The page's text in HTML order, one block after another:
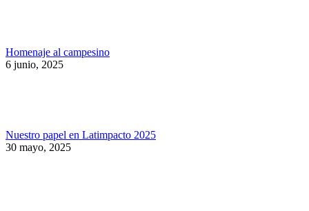
Homenaje al campesino
6 junio, 2025
Nuestro papel en Latimpacto 2025
30 mayo, 2025